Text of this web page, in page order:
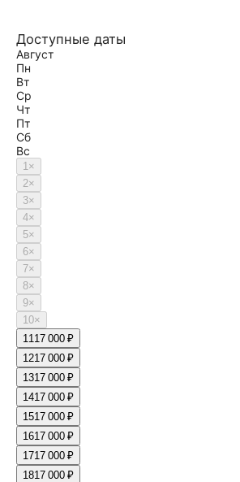
Доступные даты
Август
Пн
Вт
Ср
Чт
Пт
Сб
Вс
1×
2×
3×
4×
5×
6×
7×
8×
9×
10×
1117 000 ₽
1217 000 ₽
1317 000 ₽
1417 000 ₽
1517 000 ₽
1617 000 ₽
1717 000 ₽
1817 000 ₽